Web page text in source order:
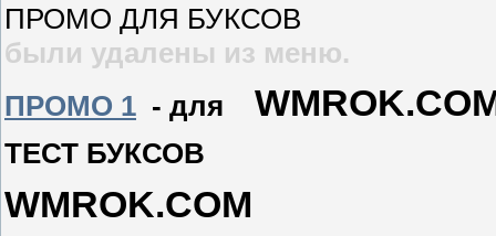
ПРОМО ДЛЯ
были удалены из меню.
ПРОМО 1 - для
ТЕСТ БУКСОВ
WMROK.COM